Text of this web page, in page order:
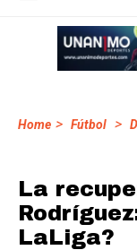
Home > Fútbol >
La
LaLiga?